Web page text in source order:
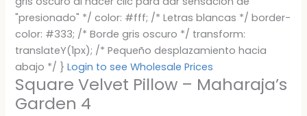
"presionado" */ color: #fff; /* Letras blancas */ border-
color: #333; /* Borde gris oscuro */ transform:
translateY(1px); /* Pequeño desplazamiento hacia
abajo */ }Login to see Wholesale Prices
Square Velvet Pillow – Maharaja’s
Garden 4